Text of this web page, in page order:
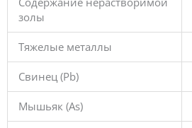
золы
Тяжелые металлы
Свинец (Pb)
Мышьяк (As)